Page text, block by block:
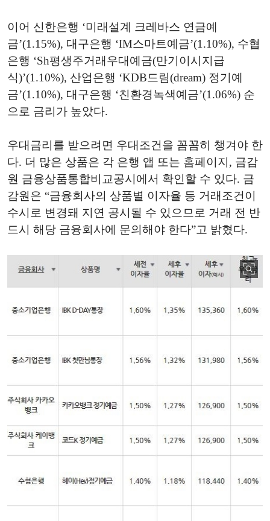
이어 신한은행 ‘미래설계 크레바스 연금예
금’(1.15%), 대구은행 ‘IM스마트예금’(1.10%), 수협
은행 ‘Sh평생주거래우대예금(만기이시지급
식)’(1.10%), 산업은행 ‘KDB드림(dream) 정기예
금’(1.10%), 대구은행 ‘친환경녹색예금’(1.06%) 순
으로 금리가 높았다.
우대금리를 받으려면 우대조건을 꼼꼼히 챙겨야 한
다. 더 많은 상품은 각 은행 앱 또는 홈페이지, 금감
원 금융상품통합비교공시에서 확인할 수 있다. 금
감원은 “금융회사의 상품별 이자율 등 거래조건이
수시로 변경돼 지연 공시될 수 있으므로 거래 전 반
드시 해당 금융회사에 문의해야 한다”고 밝혔다.